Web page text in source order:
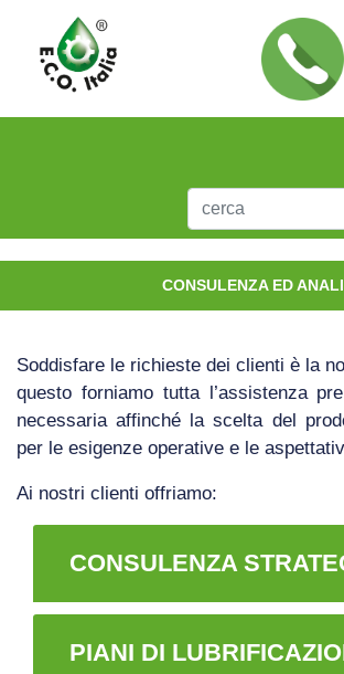
CONSULENZA ED
Soddisfare le richieste dei clienti è la
questo forniamo tutta l’assistenza
necessaria affinché la scelta del
per le esigenze operative e le
Ai nostri clienti offriamo:
CONSULENZA
PIANI DI